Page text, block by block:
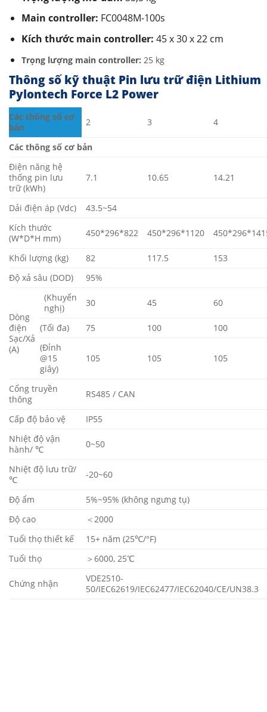
Main controller: FC0048M-100s
Kích thước main controller: 45 x 30 x 22 cm
Trọng lượng main controller: 25 kg
Thông số kỹ thuật Pin lưu trữ điện Lithium
Pylontech Force L2 Power
Các thông số cơ
bản
2 3 4
Các thông số cơ bản
Điện năng hệ
thống pin lưu
trữ (kWh)
7.1 10.65 14.21
Dải điện áp (Vdc)
43.5~54
Kích thước
(W*D*H mm)
450*296*822 450*296*1120
Khối lượng (kg) 82 117.5
153
Độ xả sâu (DOD)
95%
Dòng
điện
Sạc/Xả
(A)
(Khuyến
nghị)
30 45 60
(Tối đa) 75 100
100
(Đỉnh
@15
giây)
105 105 105
Cổng truyền
thông
RS485 / CAN
Cấp độ bảo vệ
IP55
Nhiệt độ vận
hành/ ℃
0~50
Nhiệt độ lưu trữ/
℃
-20~60
Độ ẩm
5%~95% (không ngưng tụ)
Độ cao
＜2000
Tuổi thọ thiết kế
15+ năm (25℃/°F)
Tuổi thọ
＞6000, 25℃
Chứng nhận
VDE2510-
50/IEC62619/IEC62477/IEC62040/CE/UN38.3